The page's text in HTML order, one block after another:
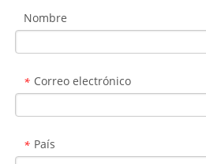
Nombre
* Correo electrónico
* País